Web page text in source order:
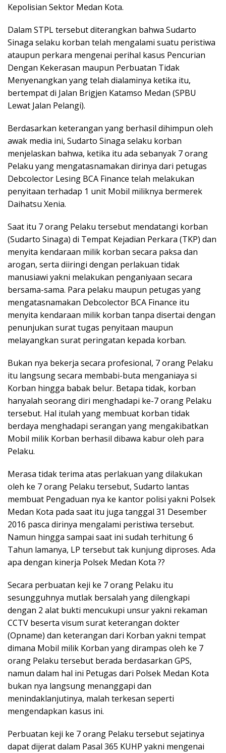
Kepolisian Sektor Medan Kota.
Dalam STPL tersebut diterangkan bahwa Sudarto
Sinaga selaku korban telah mengalami suatu peristiwa
ataupun perkara mengenai perihal kasus Pencurian
Dengan Kekerasan maupun Perbuatan Tidak
Menyenangkan yang telah dialaminya ketika itu,
bertempat di Jalan Brigjen Katamso Medan (SPBU
Lewat Jalan Pelangi).
Berdasarkan keterangan yang berhasil dihimpun oleh
awak media ini, Sudarto Sinaga selaku korban
menjelaskan bahwa, ketika itu ada sebanyak 7 orang
Pelaku yang mengatasnamakan dirinya dari petugas
Debcolector Lesing BCA Finance telah melakukan
penyitaan terhadap 1 unit Mobil miliknya bermerek
Daihatsu Xenia.
Saat itu 7 orang Pelaku tersebut mendatangi korban
(Sudarto Sinaga) di Tempat Kejadian Perkara (TKP) dan
menyita kendaraan milik korban secara paksa dan
arogan, serta diiringi dengan perlakuan tidak
manusiawi yakni melakukan penganiyaan secara
bersama-sama. Para pelaku maupun petugas yang
mengatasnamakan Debcolector BCA Finance itu
menyita kendaraan milik korban tanpa disertai dengan
penunjukan surat tugas penyitaan maupun
melayangkan surat peringatan kepada korban.
Bukan nya bekerja secara profesional, 7 orang Pelaku
itu langsung secara membabi-buta menganiaya si
Korban hingga babak belur. Betapa tidak, korban
hanyalah seorang diri menghadapi ke-7 orang Pelaku
tersebut. Hal itulah yang membuat korban tidak
berdaya menghadapi serangan yang mengakibatkan
Mobil milik Korban berhasil dibawa kabur oleh para
Pelaku.
Merasa tidak terima atas perlakuan yang dilakukan
oleh ke 7 orang Pelaku tersebut, Sudarto lantas
membuat Pengaduan nya ke kantor polisi yakni Polsek
Medan Kota pada saat itu juga tanggal 31 Desember
2016 pasca dirinya mengalami peristiwa tersebut.
Namun hingga sampai saat ini sudah terhitung 6
Tahun lamanya, LP tersebut tak kunjung diproses. Ada
apa dengan kinerja Polsek Medan Kota ??
Secara perbuatan keji ke 7 orang Pelaku itu
sesungguhnya mutlak bersalah yang dilengkapi
dengan 2 alat bukti mencukupi unsur yakni rekaman
CCTV beserta visum surat keterangan dokter
(Opname) dan keterangan dari Korban yakni tempat
dimana Mobil milik Korban yang dirampas oleh ke 7
orang Pelaku tersebut berada berdasarkan GPS,
namun dalam hal ini Petugas dari Polsek Medan Kota
bukan nya langsung menanggapi dan
menindaklanjutinya, malah terkesan seperti
mengendapkan kasus ini.
Perbuatan keji ke 7 orang Pelaku tersebut sejatinya
dapat dijerat dalam Pasal 365 KUHP yakni mengenai